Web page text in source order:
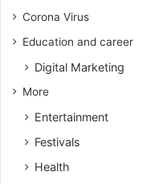
Corona Virus
Education and career
Digital Marketing
More
Entertainment
Festivals
Health